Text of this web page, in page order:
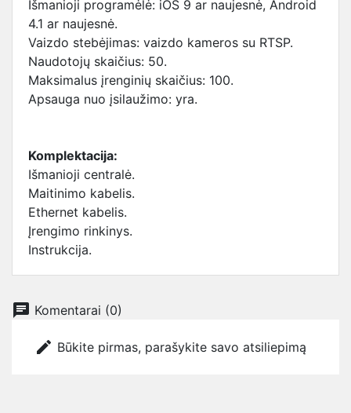
Išmanioji programėlė: iOS 9 ar naujesnė, Android
4.1 ar naujesnė.
Vaizdo stebėjimas: vaizdo kameros su RTSP.
Naudotojų skaičius: 50.
Maksimalus įrenginių skaičius: 100.
Apsauga nuo įsilaužimo: yra.
Komplektacija:
Išmanioji centralė.
Maitinimo kabelis.
Ethernet kabelis.
Įrengimo rinkinys.
Instrukcija.
chat Komentarai (0)
edit Būkite pirmas, parašykite savo atsiliepimą